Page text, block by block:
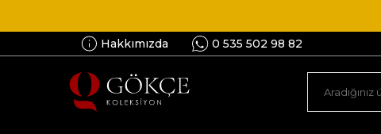
Hakkımızda 0 535 502 98 82